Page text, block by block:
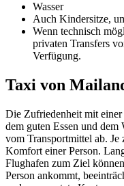
Wasser
Auch Kindersitze,
Wenn technisch
privaten Transfers
Verfügung.
Taxi von
Die Zufriedenheit mit
dem guten Essen und
vom Transportmittel ab. Je
Komfort einer Person.
Flughafen zum Ziel
Person ankommt,